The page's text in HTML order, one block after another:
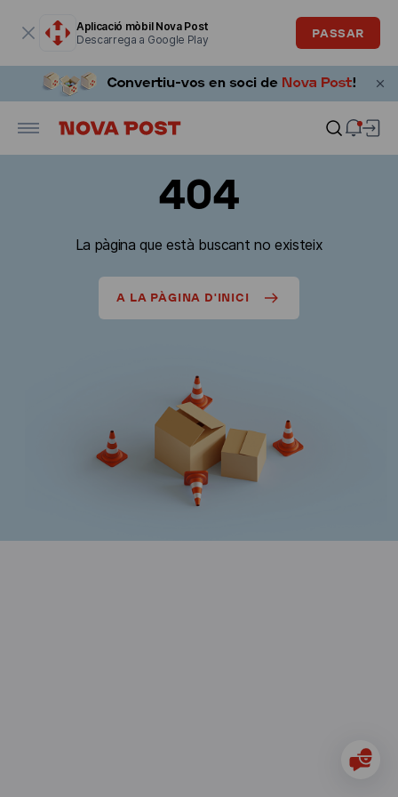
Aplicació mòbil Nova Post
Descarrega a Google Play
PASSAR
404
La pàgina que està buscant no existeix
A LA PÀGINA D'INICI